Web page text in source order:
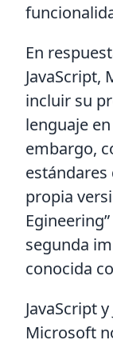
En
JavaScript,
incluir su
lenguaje
embargo,
estándares
propia
segunda
conocida
JavaScript
Microsoft